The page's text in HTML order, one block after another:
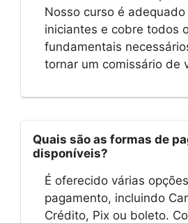
Nosso curso é adequado
iniciantes e cobre todos
fundamentais
tornar um comissário de
Quais são as formas de
disponíveis?
É oferecido várias
pagamento, incluindo
Crédito, Pix ou boleto.